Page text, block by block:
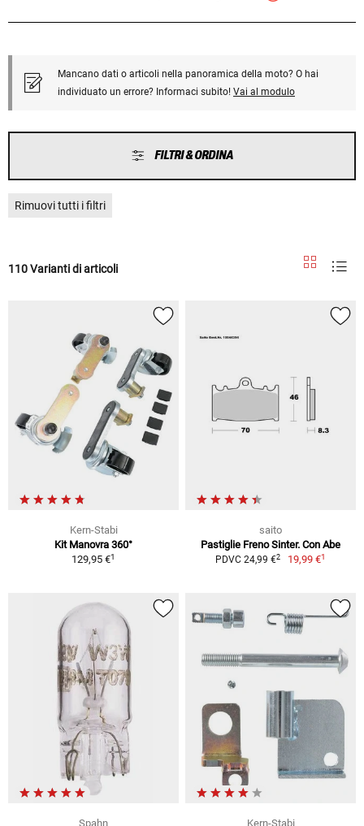
Mancano dati o articoli nella panoramica della moto? O hai
individuato un errore? Informaci subito! Vai al modulo
FILTRI & ORDINA
Rimuovi tutti i filtri
110 Varianti di articoli
Kern-Stabi
Kit Manovra 360°
129,95 €1
saito
Pastiglie Freno Sinter. Con Abe
PDVC 24,99 €2 19,99 €1
Spahn
Kern-Stabi